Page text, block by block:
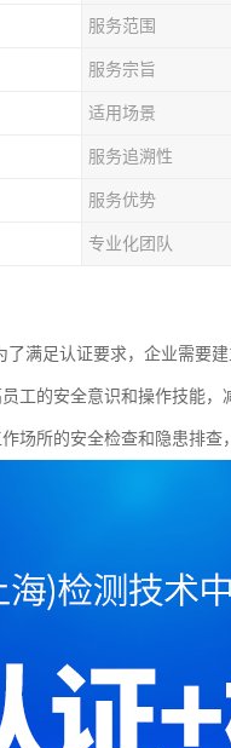
服务范围
服务宗旨
适用场景
服务追溯性
服务优势
专业化团队
满足认证要求，企业需要
工的安全意识和操作技能
场所的安全检查和隐患排查